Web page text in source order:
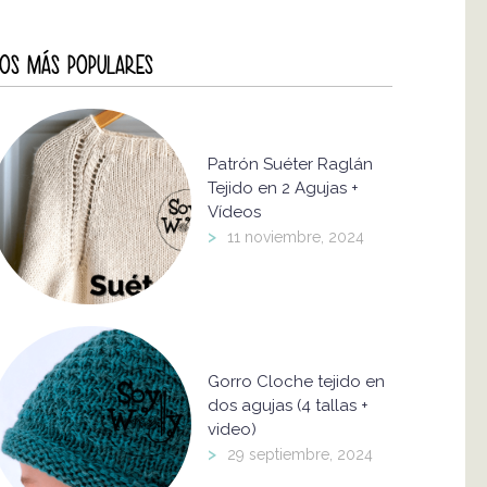
MÁS POPULARES
Patrón Suéter Raglán
Tejido en 2 Agujas +
Vídeos
> 11 noviembre, 2024
Gorro Cloche tejido en
dos agujas (4 tallas +
video)
> 29 septiembre, 2024